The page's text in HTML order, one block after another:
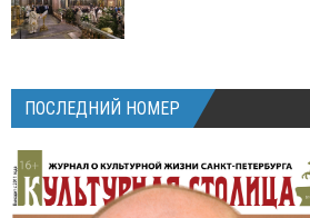
ПОСЛЕДНИЙ НОМЕР